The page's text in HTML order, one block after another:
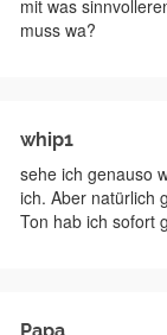
mit was
muss wa?
whip1
sehe ich genauso
ich. Aber natürlich
Ton hab ich sofort